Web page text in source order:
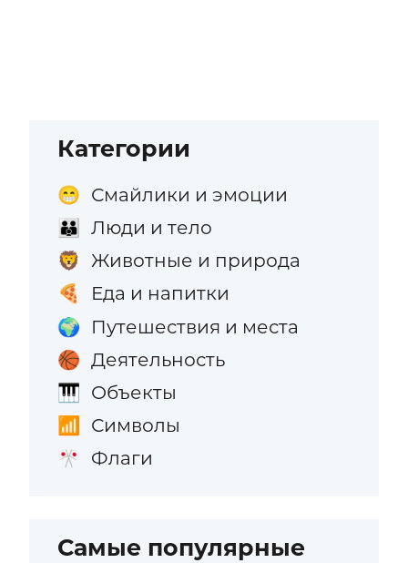
Категории
😁 Смайлики и эмоции
👪 Люди и тело
🦁 Животные и природа
🍕 Еда и напитки
🌍 Путешествия и места
🏀 Деятельность
🎹 Объекты
📶 Символы
🎌 Флаги
Самые популярные